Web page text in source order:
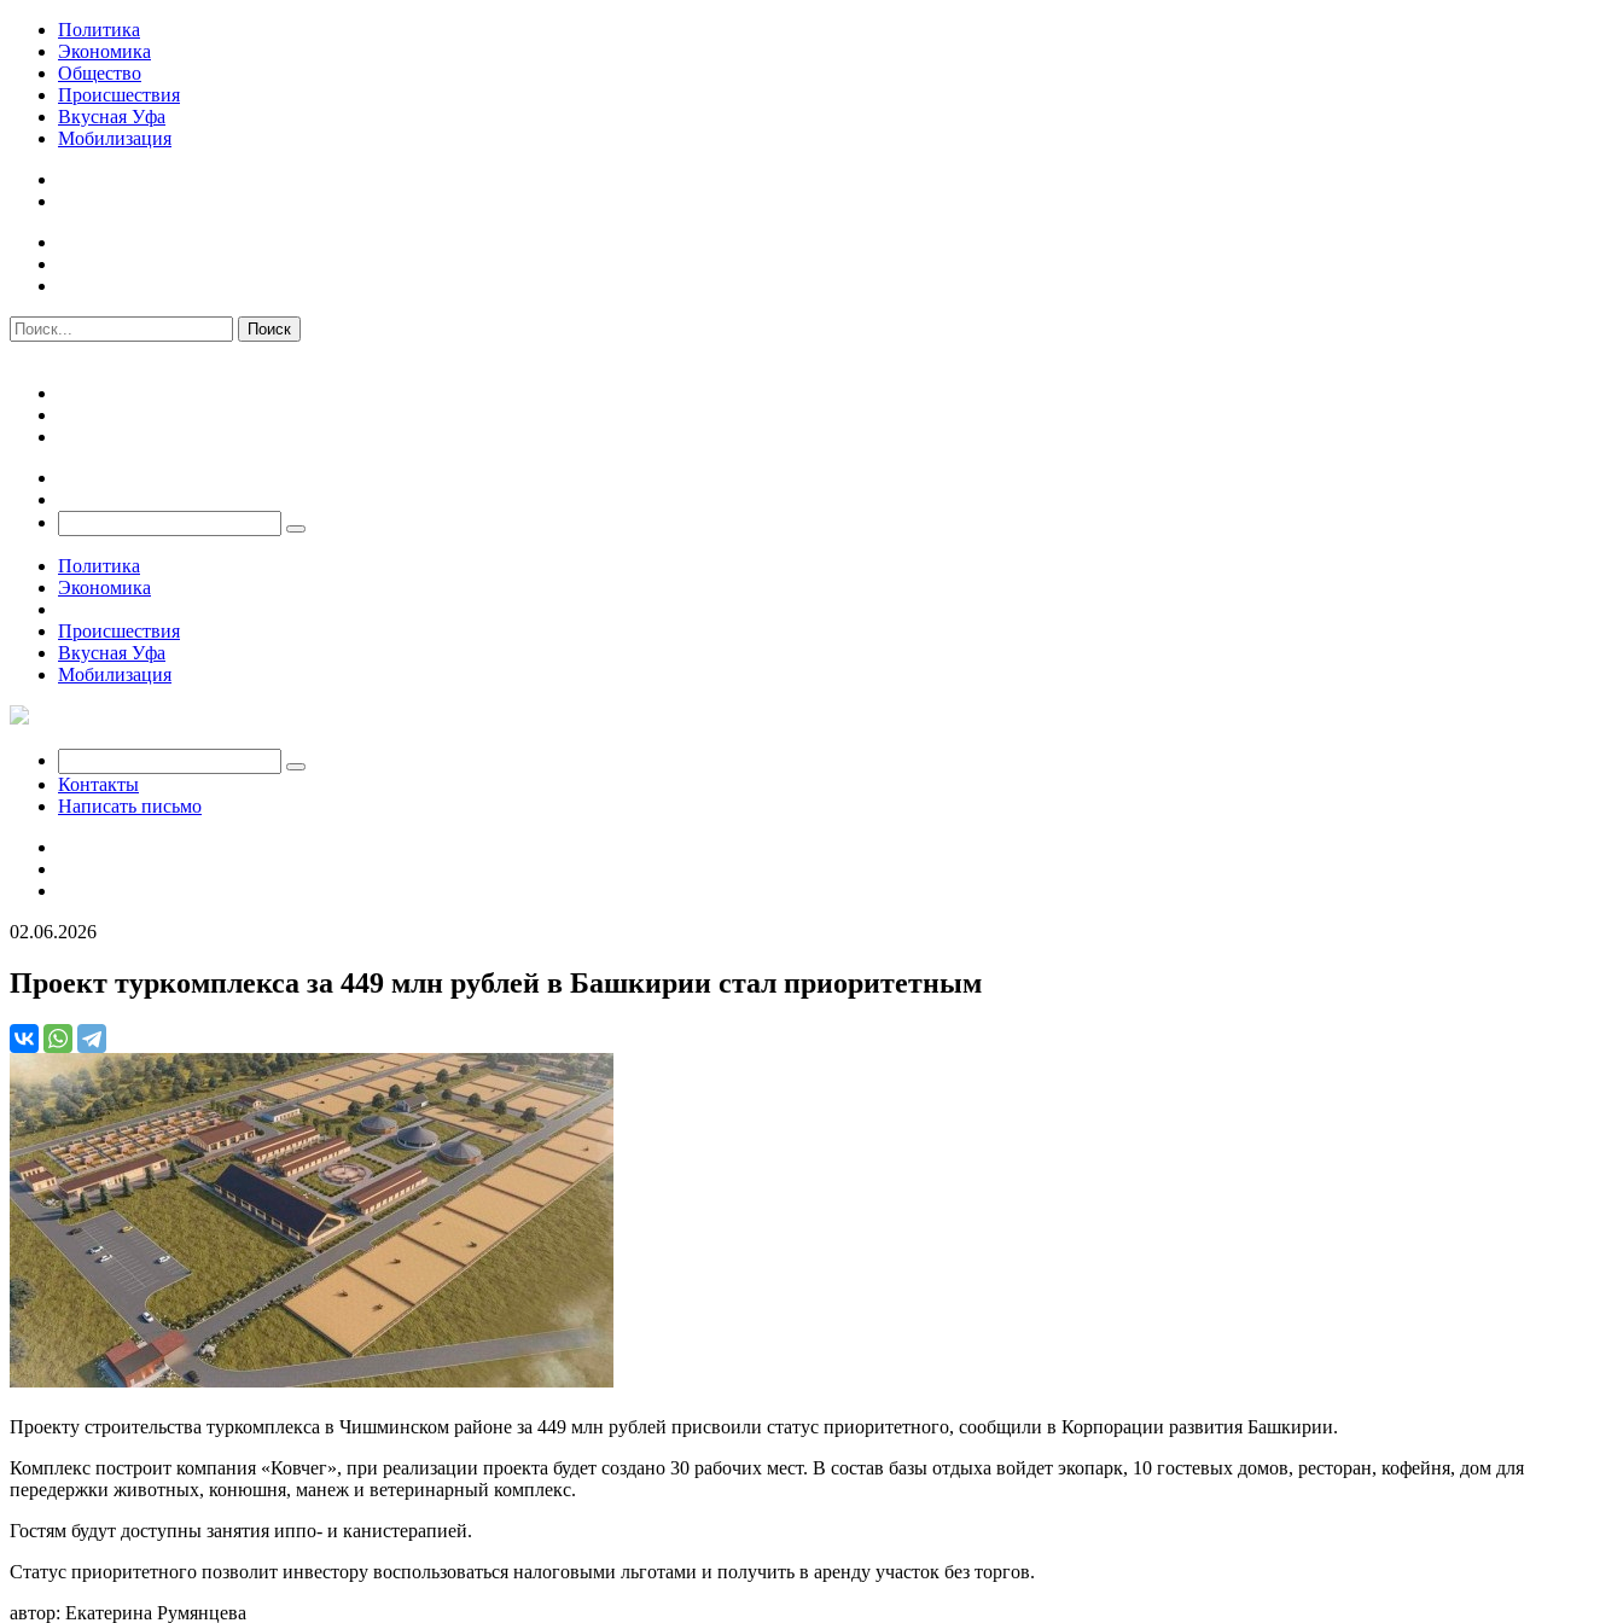
Политика
Экономика
Общество
Происшествия
Вкусная Уфа
Мобилизация
Политика
Экономика
Происшествия
Вкусная Уфа
Мобилизация
Контакты
Написать письмо
02.06.2026
Проект туркомплекса за 449 млн рублей в Башкирии стал приоритетным
Проекту строительства туркомплекса в Чишминском районе за 449 млн рублей присвоили статус приоритетного, сообщили в Корпорации развития Башкирии.
Комплекс построит компания «Ковчег», при реализации проекта будет создано 30 рабочих мест. В состав базы отдыха войдет экопарк, 10 гостевых домов, ресторан, кофейня, дом для
передержки животных, конюшня, манеж и ветеринарный комплекс.
Гостям будут доступны занятия иппо- и канистерапией.
Статус приоритетного позволит инвестору воспользоваться налоговыми льготами и получить в аренду участок без торгов.
автор: Екатерина Румянцева